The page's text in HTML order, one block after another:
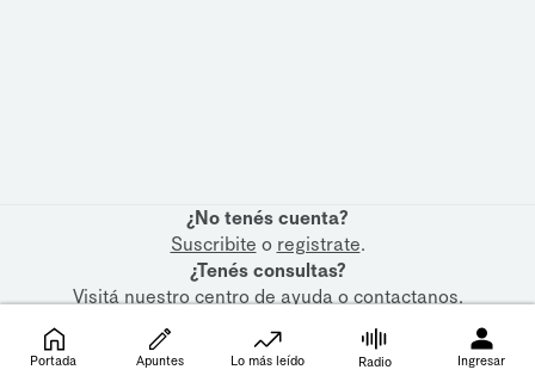
¿No tenés cuenta?
Suscribite o registrate.
¿Tenés consultas?
Visitá nuestrocentro de ayudaocontactanos.
Portada Apuntes Lo más leído Radio Ingresar